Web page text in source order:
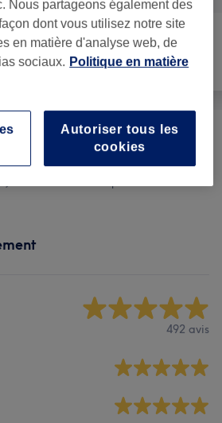
Manucure et
Beauté des pieds
Épilation
à partir de 5 €
492 avis
Nous partageons également des
dont vous utilisez notre site
en matière d'analyse web, de
sociaux. Politique en matière
Autoriser tous les
cookies